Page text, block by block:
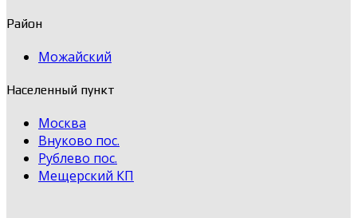
Район
Можайский
Населенный пункт
Москва
Внуково пос.
Рублево пос.
Мещерский КП